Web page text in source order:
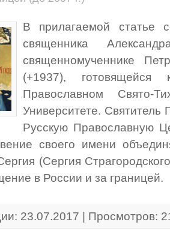
В прилагаемой статье
священника
священномученнике
(+1937),
Православном Свято-
Университете. Святитель
Русскую Православную
своего имени
(Сергия
в России и за границей.
23.07.2017 | Просмотров: